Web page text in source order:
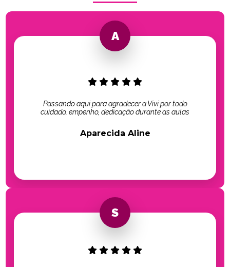
Passando aqui para agradecer a Vivi por todo
cuidado, empenho, dedicação durante as aulas
Aparecida Aline